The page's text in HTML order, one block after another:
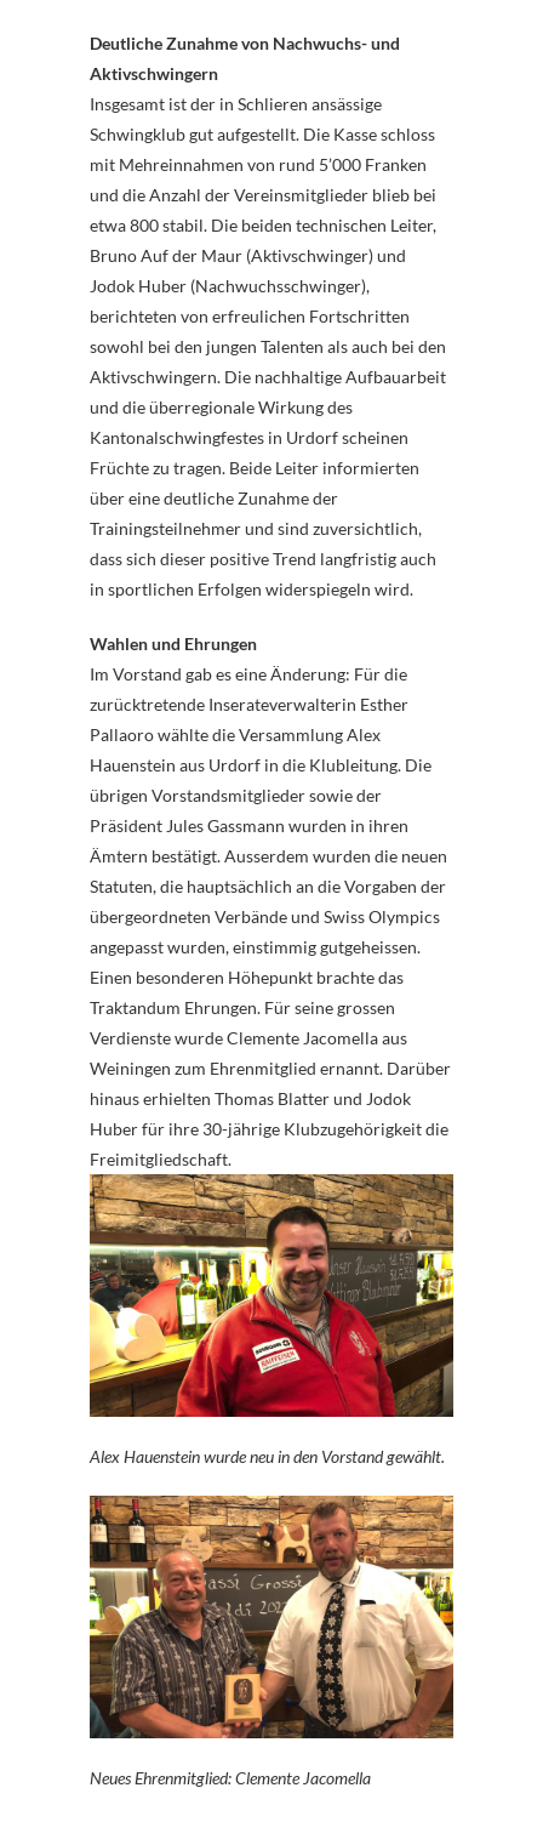
Deutliche Zunahme von Nachwuchs- und
Aktivschwingern
Insgesamt ist der in Schlieren ansässige
Schwingklub gut aufgestellt. Die Kasse schloss
mit Mehreinnahmen von rund 5’000 Franken
und die Anzahl der Vereinsmitglieder blieb bei
etwa 800 stabil. Die beiden technischen Leiter,
Bruno Auf der Maur (Aktivschwinger) und
Jodok Huber (Nachwuchsschwinger),
berichteten von erfreulichen Fortschritten
sowohl bei den jungen Talenten als auch bei den
Aktivschwingern. Die nachhaltige Aufbauarbeit
und die überregionale Wirkung des
Kantonalschwingfestes in Urdorf scheinen
Früchte zu tragen. Beide Leiter informierten
über eine deutliche Zunahme der
Trainingsteilnehmer und sind zuversichtlich,
dass sich dieser positive Trend langfristig auch
in sportlichen Erfolgen widerspiegeln wird.
Wahlen und Ehrungen
Im Vorstand gab es eine Änderung: Für die
zurücktretende Inserateverwalterin Esther
Pallaoro wählte die Versammlung Alex
Hauenstein aus Urdorf in die Klubleitung. Die
übrigen Vorstandsmitglieder sowie der
Präsident Jules Gassmann wurden in ihren
Ämtern bestätigt. Ausserdem wurden die neuen
Statuten, die hauptsächlich an die Vorgaben der
übergeordneten Verbände und Swiss Olympics
angepasst wurden, einstimmig gutgeheissen.
Einen besonderen Höhepunkt brachte das
Traktandum Ehrungen. Für seine grossen
Verdienste wurde Clemente Jacomella aus
Weiningen zum Ehrenmitglied ernannt. Darüber
hinaus erhielten Thomas Blatter und Jodok
Huber für ihre 30-jährige Klubzugehörigkeit die
Freimitgliedschaft.
Alex Hauenstein wurde neu in den Vorstand gewählt.
Neues Ehrenmitglied: Clemente Jacomella